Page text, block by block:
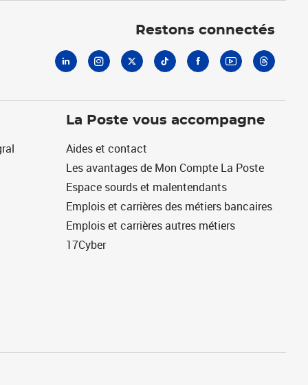
Restons connectés
La Poste vous accompagne
Aides et contact
Les avantages de Mon Compte La Poste
Espace sourds et malentendants
Emplois et carrières des métiers bancaires
Emplois et carrières autres métiers
17Cyber